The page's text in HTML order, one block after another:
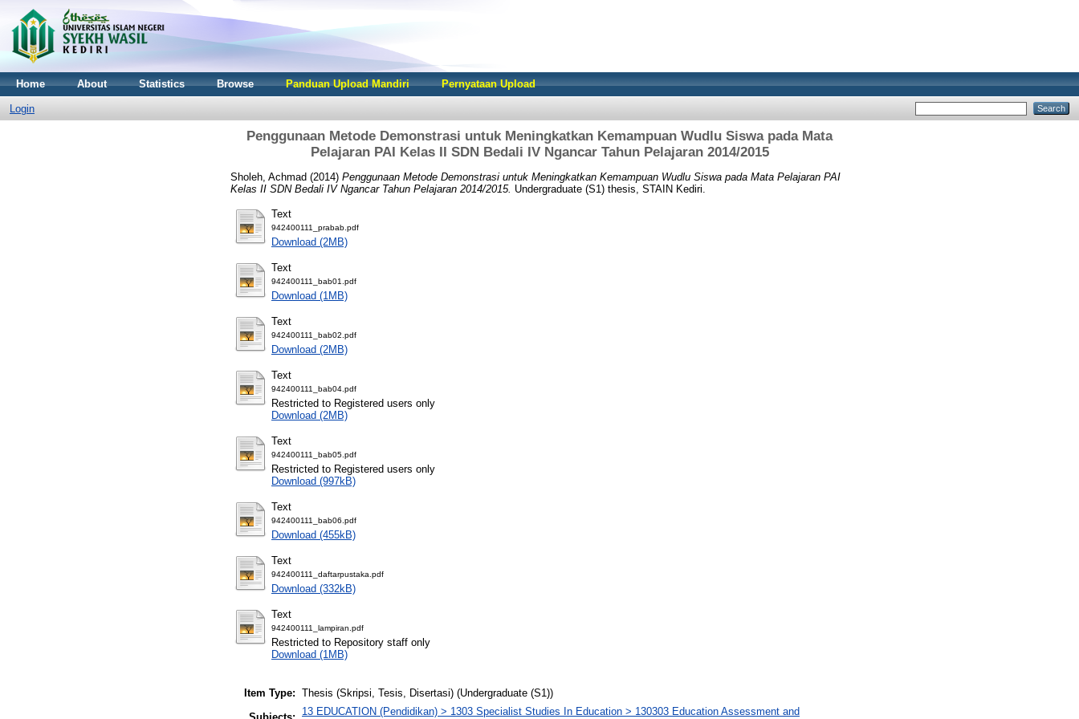
Home About Statistics Browse Panduan Upload Mandiri Pernyataan Upload
Login
Penggunaan Metode Demonstrasi untuk Meningkatkan Kemampuan Wudlu Siswa pada Mata
Pelajaran PAI Kelas II SDN Bedali IV Ngancar Tahun Pelajaran 2014/2015
Sholeh, Achmad (2014) Penggunaan Metode Demonstrasi untuk Meningkatkan Kemampuan Wudlu Siswa pada Mata Pelajaran PAI
Kelas II SDN Bedali IV Ngancar Tahun Pelajaran 2014/2015. Undergraduate (S1) thesis, STAIN Kediri.
Text
942400111_prabab.pdf
Download (2MB)
Text
942400111_bab01.pdf
Download (1MB)
Text
942400111_bab02.pdf
Download (2MB)
Text
942400111_bab04.pdf
Restricted to Registered users only
Download (2MB)
Text
942400111_bab05.pdf
Restricted to Registered users only
Download (997kB)
Text
942400111_bab06.pdf
Download (455kB)
Text
942400111_daftarpustaka.pdf
Download (332kB)
Text
942400111_lampiran.pdf
Restricted to Repository staff only
Download (1MB)
Item Type: Thesis (Skripsi, Tesis, Disertasi) (Undergraduate (S1))
13 EDUCATION (Pendidikan) > 1303 Specialist Studies In Education > 130303 Education Assessment and